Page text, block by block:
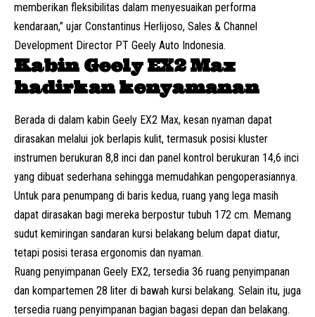
memberikan fleksibilitas dalam menyesuaikan performa
kendaraan,” ujar Constantinus Herlijoso, Sales & Channel
Development Director PT Geely Auto Indonesia.
Kabin Geely EX2 Max
hadirkan kenyamanan
Berada di dalam kabin Geely EX2 Max, kesan nyaman dapat
dirasakan melalui jok berlapis kulit, termasuk posisi kluster
instrumen berukuran 8,8 inci dan panel kontrol berukuran 14,6 inci
yang dibuat sederhana sehingga memudahkan pengoperasiannya.
Untuk para penumpang di baris kedua, ruang yang lega masih
dapat dirasakan bagi mereka berpostur tubuh 172 cm. Memang
sudut kemiringan sandaran kursi belakang belum dapat diatur,
tetapi posisi terasa ergonomis dan nyaman.
Ruang penyimpanan Geely EX2, tersedia 36 ruang penyimpanan
dan kompartemen 28 liter di bawah kursi belakang. Selain itu, juga
tersedia ruang penyimpanan bagian bagasi depan dan belakang.